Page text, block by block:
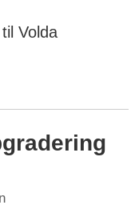
Volda